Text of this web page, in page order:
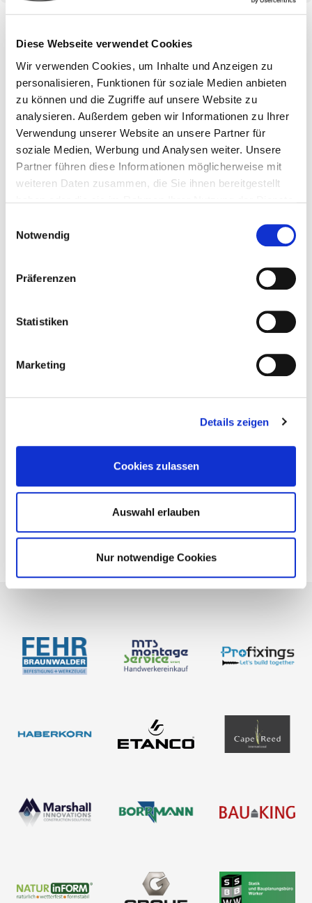
Diese Webseite verwendet Cookies
Wir verwenden Cookies, um Inhalte und Anzeigen zu
personalisieren, Funktionen für soziale Medien anbieten
zu können und die Zugriffe auf unsere Website zu
analysieren. Außerdem geben wir Informationen zu Ihrer
Verwendung unserer Website an unsere Partner für
soziale Medien, Werbung und Analysen weiter. Unsere
Partner führen diese Informationen möglicherweise mit
weiteren Daten zusammen, die Sie ihnen bereitgestellt
Notwendig
Präferenzen
Statistiken
Marketing
Details zeigen
Cookies zulassen
Auswahl erlauben
Nur notwendige Cookies
Abonnieren Sie jetzt unseren
Nie wieder Neuigkeiten rund um Eurotec verpassen.
Weiter zu Schritt 2 von 2
BIM-Portal
Kataloge
Bemessung